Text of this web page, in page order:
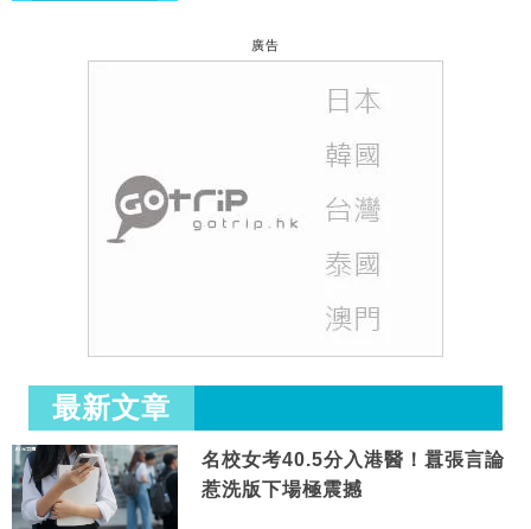
廣告
最新文章
名校女考40.5分入港醫！囂張言論
惹洗版下場極震撼